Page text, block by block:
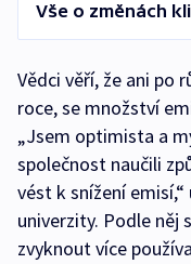
Vše o změnách
Vědci věří, že ani po
roce, se množství
„Jsem optimista a
společnost naučili
vést k snížení
univerzity. Podle něj
zvyknout více